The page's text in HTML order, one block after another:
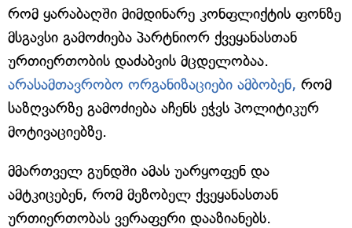
რომ ყარაბაღში მიმდინარე კონფლიქტის ფონზე
მსგავსი გამოძიება პარტნიორ ქვეყანასთან
ურთიერთობის დაძაბვის მცდელობაა.
არასამთავრობო ორგანიზაციები ამბობენ, რომ
საზღვარზე გამოძიება აჩენს ეჭვს პოლიტიკურ
მოტივაციებზე.
მმართველ გუნდში ამას უარყოფენ და
ამტკიცებენ, რომ მეზობელ ქვეყანასთან
ურთიერთობას ვერაფერი დააზიანებს.